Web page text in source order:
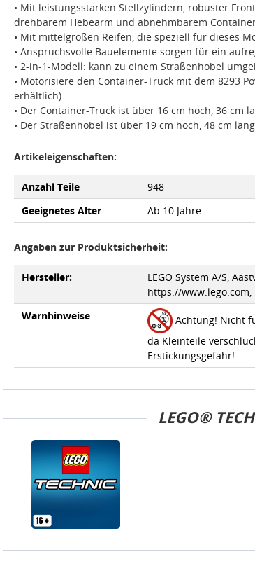
• Mit leistungsstarken Stellzylindern, robuster
drehbarem Hebearm und abnehmbarem
• Mit mittelgroßen Reifen, die speziell für dieses
• Anspruchsvolle Bauelemente sorgen für ein
• 2-in-1-Modell: kann zu einem Straßenhobel
• Motorisiere den Container-Truck mit dem 8293
erhältlich)
• Der Container-Truck ist über 16 cm hoch, 36 cm
• Der Straßenhobel ist über 19 cm hoch, 48 cm
Artikeleigenschaften:
Anzahl Teile
948
Geeignetes Alter
Ab 10 Jahre
Angaben zur Produktsicherheit:
Hersteller:
LEGO System A/S,
https://www.lego.com,
Warnhinweise
Achtung! Nicht
da Kleinteile
Erstickungsgefahr!
LEGO®